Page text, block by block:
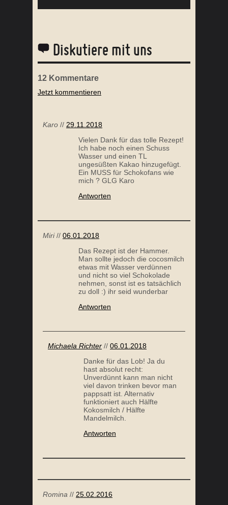
KOKOS-MINZ SALAT
Diskutiere mit uns
12 Kommentare
Jetzt kommentieren
Karo // 29.11.2018
Vielen Dank für das tolle Rezept!
Ich habe noch einen Schuss
Wasser und einen TL
ungesüßten Kakao hinzugefügt.
Ein MUSS für Schokofans wie
mich ? GLG Karo
Antworten
Miri// 06.01.2018
Das Rezept ist der Hammer.
Man sollte jedoch die cocosmilch
etwas mit Wasser verdünnen
und nicht so viel Schokolade
nehmen, sonst ist es tatsächlich
zu doll :) ihr seid wunderbar
Antworten
Michaela Richter // 06.01.2018
Danke für das Lob! Ja du
hast absolut recht:
Unverdünnt kann man nicht
viel davon trinken bevor man
pappsatt ist. Alternativ
funktioniert auch Hälfte
Kokosmilch / Hälfte
Mandelmilch.
Antworten
Romina // 25.02.2016